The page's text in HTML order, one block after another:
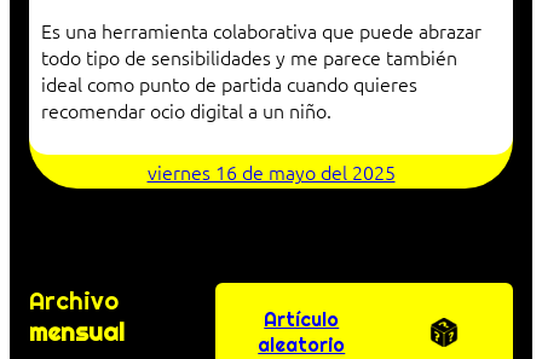
Es una herramienta colaborativa que puede abrazar
todo tipo de sensibilidades y me parece también
ideal como punto de partida cuando quieres
recomendar ocio digital a un niño.
viernes 16 de mayo del 2025
Archivo
mensual
Artículo
aleatorio